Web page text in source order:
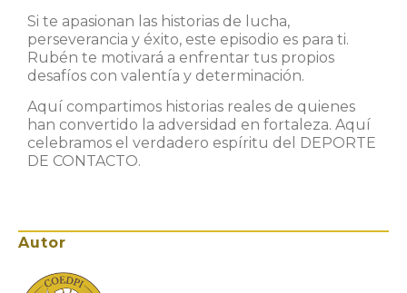
Si te apasionan las historias de lucha,
perseverancia y éxito, este episodio es para ti.
Rubén te motivará a enfrentar tus propios
desafíos con valentía y determinación.
Aquí compartimos historias reales de quienes
han convertido la adversidad en fortaleza. Aquí
celebramos el verdadero espíritu del DEPORTE
DE CONTACTO.
Autor